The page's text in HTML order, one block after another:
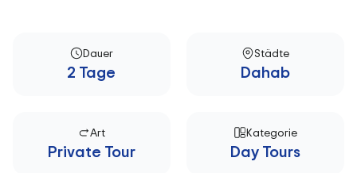
Dauer
2 Tage
Städte
Dahab
Art
Private Tour
Kategorie
Day Tours